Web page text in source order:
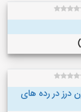
درز در رده های